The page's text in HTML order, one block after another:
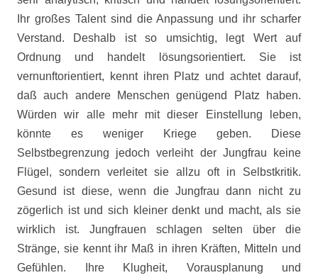
Ihr großes Talent sind die Anpassung und ihr scharfer
Verstand. Deshalb ist so umsichtig, legt Wert auf
Ordnung und handelt lösungsorientiert. Sie ist
vernunftorientiert, kennt ihren Platz und achtet darauf,
daß auch andere Menschen genügend Platz haben.
Würden wir alle mehr mit dieser Einstellung leben,
könnte es weniger Kriege geben. Diese
Selbstbegrenzung jedoch verleiht der Jungfrau keine
Flügel, sondern verleitet sie allzu oft in Selbstkritik.
Gesund ist diese, wenn die Jungfrau dann nicht zu
zögerlich ist und sich kleiner denkt und macht, als sie
wirklich ist. Jungfrauen schlagen selten über die
Stränge, sie kennt ihr Maß in ihren Kräften, Mitteln und
Gefühlen. Ihre Klugheit, Vorausplanung und